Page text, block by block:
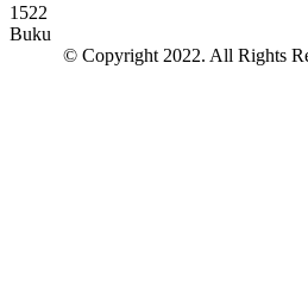
1522
Buku
© Copyright 2022. All Rights